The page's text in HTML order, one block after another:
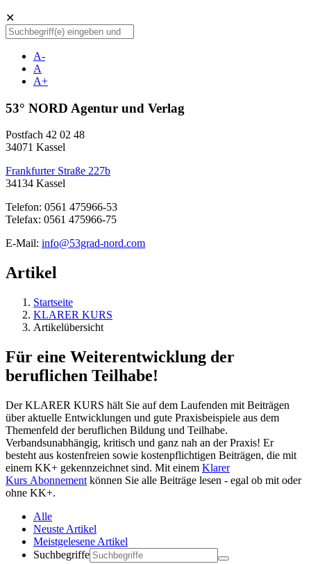
✕
A-
A
A+
53° NORD Agentur und Verlag
Postfach 42 02 48
34071 Kassel
Frankfurter Straße 227b
34134 Kassel
Telefon: 0561 475966-53
Telefax: 0561 475966-75
E-Mail: info@53grad-nord.com
Artikel
Startseite
KLARER KURS
Artikelübersicht
Für eine Weiterentwicklung der
beruflichen Teilhabe!
Der KLARER KURS hält Sie auf dem Laufenden mit Beiträgen
über aktuelle Entwicklungen und gute Praxisbeispiele aus dem
Themenfeld der beruflichen Bildung und Teilhabe.
Verbandsunabhängig, kritisch und ganz nah an der Praxis! Er
besteht aus kostenfreien sowie kostenpflichtigen Beiträgen, die mit
einem KK+ gekennzeichnet sind. Mit einem Klarer
Kurs Abonnement können Sie alle Beiträge lesen - egal ob mit oder
ohne KK+.
Alle
Neuste Artikel
Meistgelesene Artikel
Suchbegriffe